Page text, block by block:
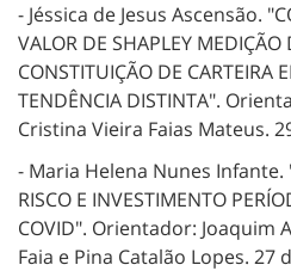
- Jéssica de Jesus Ascensão.
VALOR DE SHAPLEY MEDIÇÃO
CONSTITUIÇÃO DE CARTEIRA
TENDÊNCIA DISTINTA".
Cristina Vieira Faias Mateus.
- Maria Helena Nunes Infante.
RISCO E INVESTIMENTO
COVID". Orientador: Joaquim
Faia e Pina Catalão Lopes. 27